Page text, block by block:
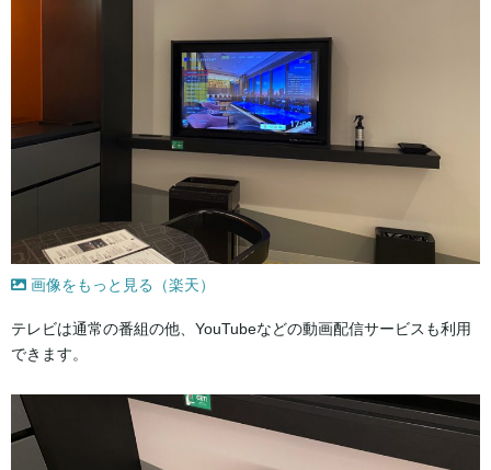
画像をもっと見る（楽天）
テレビは通常の番組の他、YouTubeなどの動画配信サービスも利用
できます。